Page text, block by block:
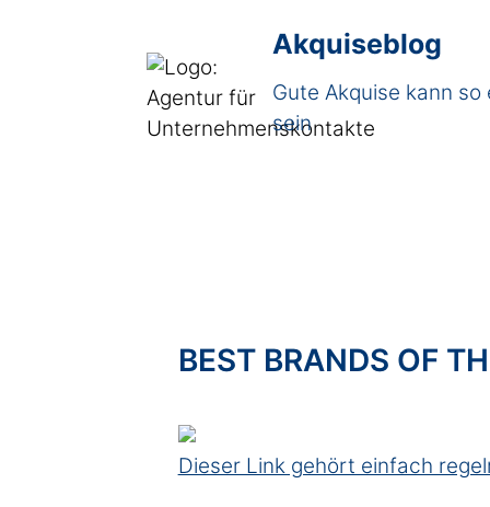
Akquiseblog
Gute Akquise kann so
sein
BEST BRANDS OF
Dieser Link gehört einfach